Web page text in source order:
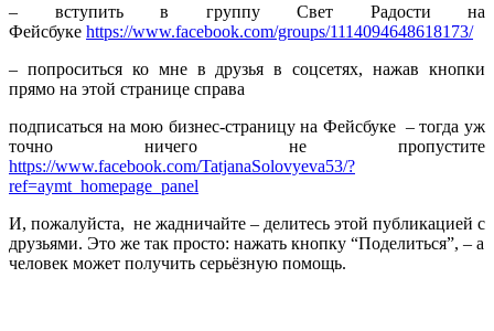
– вступить в группу Свет Радости на
Фейсбуке https://www.facebook.com/groups/1114094648618173/
– попроситься ко мне в друзья в соцсетях, нажав кнопки
прямо на этой странице справа
подписаться на мою бизнес-страницу на Фейсбуке – тогда уж
точно ничего не пропустите
https://www.facebook.com/TatjanaSolovyeva53/?
ref=aymt_homepage_panel
И, пожалуйста, не жадничайте – делитесь этой публикацией с
друзьями. Это же так просто: нажать кнопку “Поделиться”, – а
человек может получить серьёзную помощь.